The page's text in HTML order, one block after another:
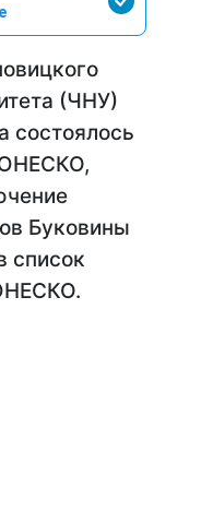
(ЧНУ)
состоялось
Буковины
список